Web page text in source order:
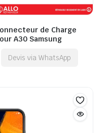
de Charge
A30 Samsung
Devis via WhatsApp